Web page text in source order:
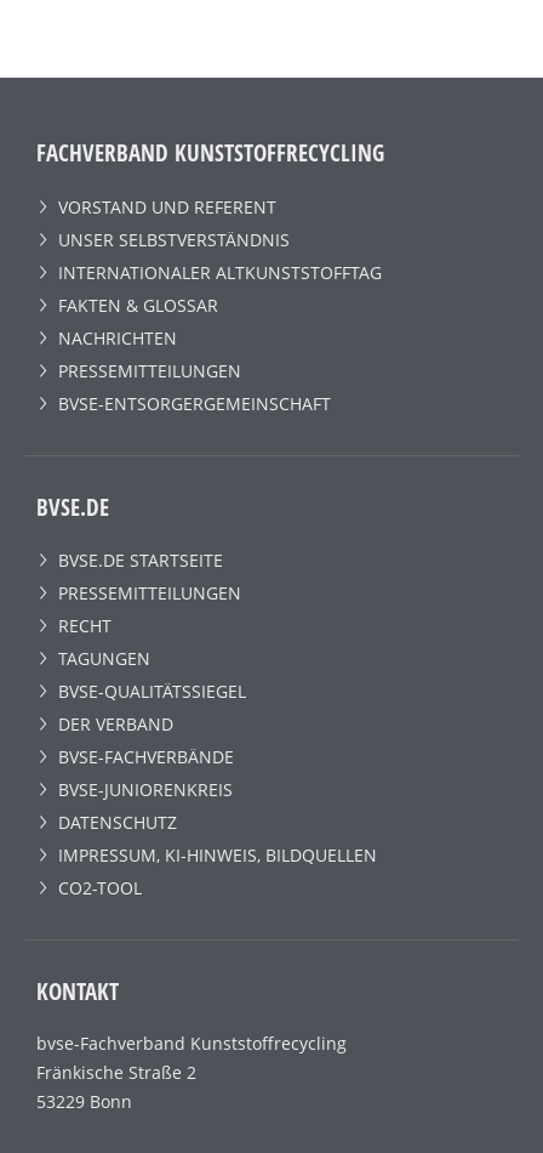
FACHVERBAND KUNSTSTOFFRECYCLING
VORSTAND UND REFERENT
UNSER SELBSTVERSTÄNDNIS
INTERNATIONALER ALTKUNSTSTOFFTAG
FAKTEN & GLOSSAR
NACHRICHTEN
PRESSEMITTEILUNGEN
BVSE-ENTSORGERGEMEINSCHAFT
BVSE.DE
BVSE.DE STARTSEITE
PRESSEMITTEILUNGEN
RECHT
TAGUNGEN
BVSE-QUALITÄTSSIEGEL
DER VERBAND
BVSE-FACHVERBÄNDE
BVSE-JUNIORENKREIS
DATENSCHUTZ
IMPRESSUM, KI-HINWEIS, BILDQUELLEN
CO2-TOOL
KONTAKT
bvse-Fachverband Kunststoffrecycling
Fränkische Straße 2
53229 Bonn